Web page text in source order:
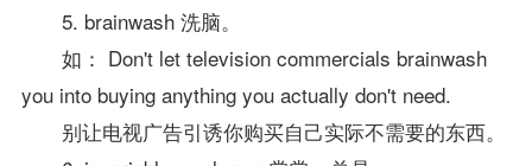
5. brainwash 洗脑。
如： Don't let television commercials brainwash
you into buying anything you actually don't need.
别让电视广告引诱你购买自己实际不需要的东西。